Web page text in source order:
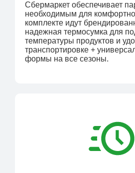
Сбермаркет обеспечивает
необходимым для
комплекте идут
надежная термосумка для
температуры продуктов и
транспортировке +
формы на все сезоны.